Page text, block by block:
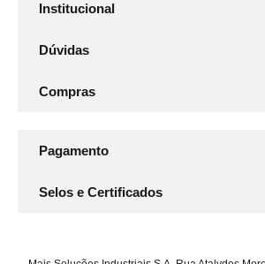
Institucional
Dúvidas
Compras
Pagamento
Selos e Certificados